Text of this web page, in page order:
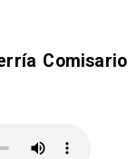
Comisario